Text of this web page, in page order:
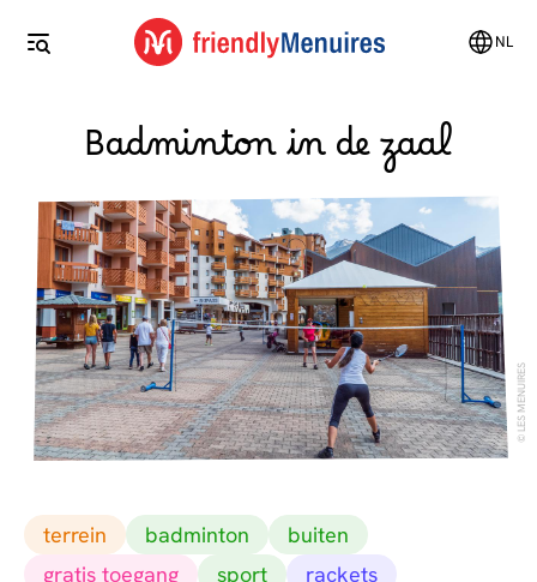
NL
Badminton in de zaal
LES MENUIRES
terrein badminton
buiten
gratis toegang
sport rackets